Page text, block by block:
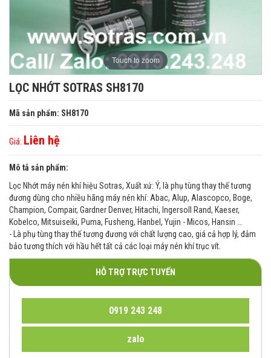
Touch to zoom
LỌC NHỚT SOTRAS SH8170
Mã sản phẩm: SH8170
Giá: Liên hệ
Mô tả sản phẩm:
Lọc Nhớt máy nén khí hiệu Sotras, Xuất xứ: Ý, là phụ tùng thay thế tương
đương dùng cho nhiều hãng máy nén khí: Abac, Alup, Alascopco, Boge,
Champion, Compair, Gardner Denver, Hitachi, Ingersoll Rand, Kaeser,
Kobelco, Mitsuiseiki, Puma, Fusheng, Hanbel, Yujin - Micos, Hansin …
- Là phụ tùng thay thế tương đương với chất lượng cao, giá cả hợp lý, đảm
bảo tương thích với hầu hết tất cả các loại máy nén khí trục vít.
HỖ TRỢ TRỰC TUYẾN
0919 243 248
zalo